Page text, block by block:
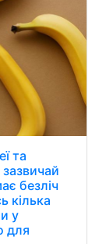
та
безліч
кілька
у
для